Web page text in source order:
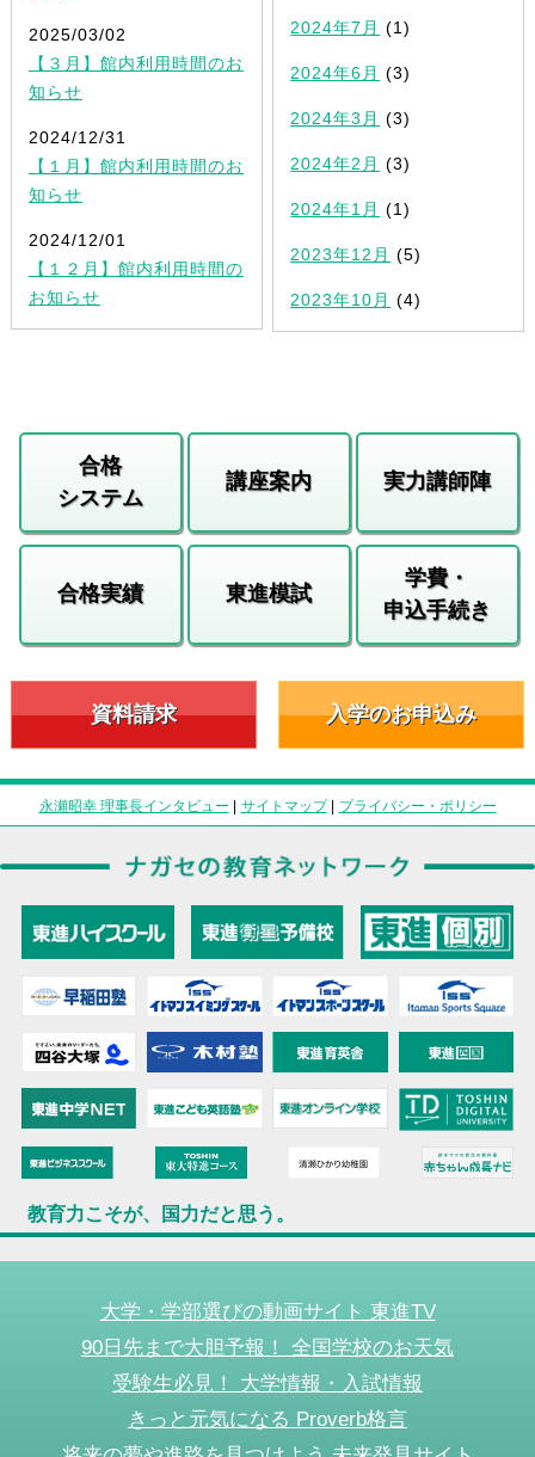
2025/03/02
【３月】館内利用時間のお
知らせ
2024/12/31
【１月】館内利用時間のお
知らせ
2024/12/01
【１２月】館内利用時間の
お知らせ
2024年7月 (1)
2024年6月 (3)
2024年3月 (3)
2024年2月 (3)
2024年1月 (1)
2023年12月 (5)
2023年10月 (4)
合格
システム
講座案内 実力講師陣
合格実績 東進模試
学費・
申込手続き
資料請求 入学のお申込み
永瀬昭幸 理事長インタビュー | サイトマップ| プライバシー・ポリシー
教育力こそが、国力だと思う。
大学・学部選びの動画サイト 東進TV
90日先まで大胆予報！ 全国学校のお天気
受験生必見！ 大学情報・入試情報
きっと元気になる Proverb格言